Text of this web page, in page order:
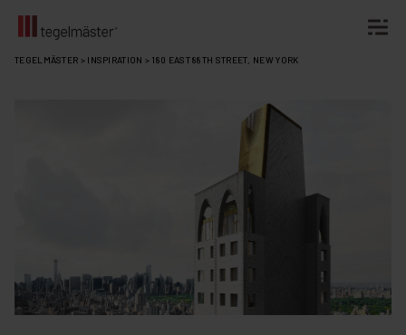
Fortsätt
TEGELMÄSTER > INSPIRATION > 180 EAST 88TH STREET, NEW YORK